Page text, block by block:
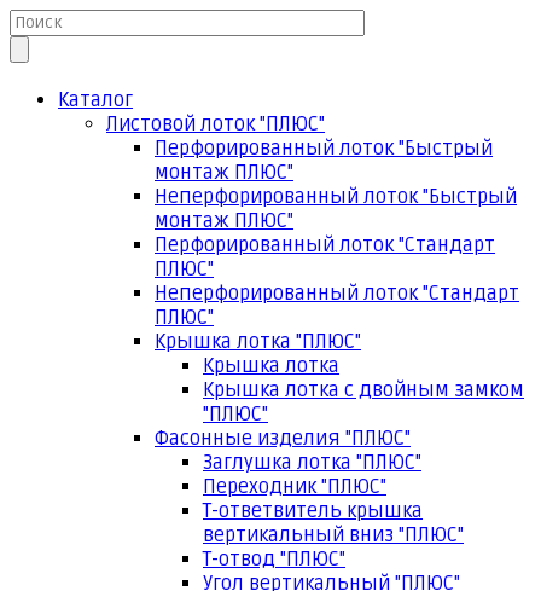
Каталог
Листовой лоток "ПЛЮС"
Перфорированный лоток "Быстрый
монтаж ПЛЮС"
Неперфорированный лоток "Быстрый
монтаж ПЛЮС"
Перфорированный лоток "Стандарт
ПЛЮС"
Неперфорированный лоток "Стандарт
ПЛЮС"
Крышка лотка "ПЛЮС"
Крышка лотка
Крышка лотка с двойным замком
"ПЛЮС"
Фасонные изделия "ПЛЮС"
Заглушка лотка "ПЛЮС"
Переходник "ПЛЮС"
Т-ответвитель крышка
вертикальный вниз "ПЛЮС"
Т-отвод "ПЛЮС"
Угол вертикальный "ПЛЮС"